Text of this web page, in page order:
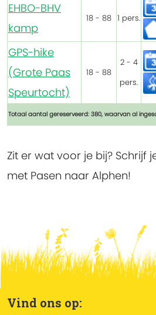
EHBO-BHV
kamp
18 - 88 1 pers.
GPS-hike
(Grote Paas
Speurtocht)
18 - 88
2 - 4
pers.
Totaal aantal gereserveerd: 380, waarvan al
Zit er wat voor je bij? Schrijf
met Pasen naar Alphen!
Vind ons op: